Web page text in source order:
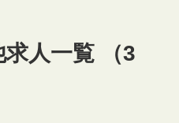
人一覧 （3